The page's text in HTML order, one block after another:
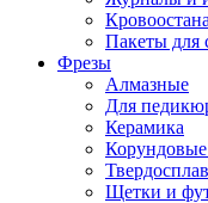
Пакеты для
Фрезы
Алмазные
Для
Керамика
Щетки и